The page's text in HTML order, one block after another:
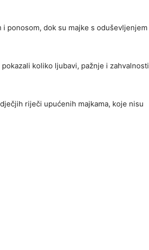
ponosom, dok su majke s oduševljenjem
koliko ljubavi, pažnje i zahvalnosti
riječi upućenih majkama, koje nisu